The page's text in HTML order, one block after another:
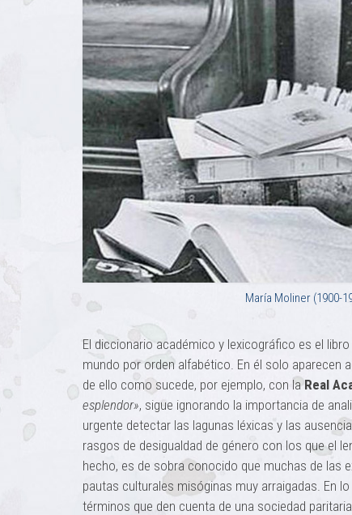
María Moliner (1900-
El diccionario académico y lexicográfico es el
mundo por orden alfabético. En él solo aparecen
de ello como sucede, por ejemplo, con laReal
esplendor», sigue ignorando la importancia de
urgente detectar las lagunas léxicas y las
rasgos de desigualdad de género con los que el
hecho, es de sobra conocido que muchas de las
pautas culturales misóginas muy arraigadas. En
términos que den cuenta de una sociedad